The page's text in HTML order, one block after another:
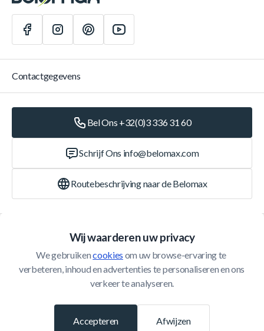
Wij waarderen uw privacy
We gebruiken cookies om uw browse-ervaring te
verbeteren, inhoud en advertenties te personaliseren en ons
verkeer te analyseren.
Afwijzen
Accepteren
Klantenservice
Contactgegevens
Bel Ons +32(0)3 336 31 60
Schrijf Ons info@belomax.com
Routebeschrijving naar de Belomax